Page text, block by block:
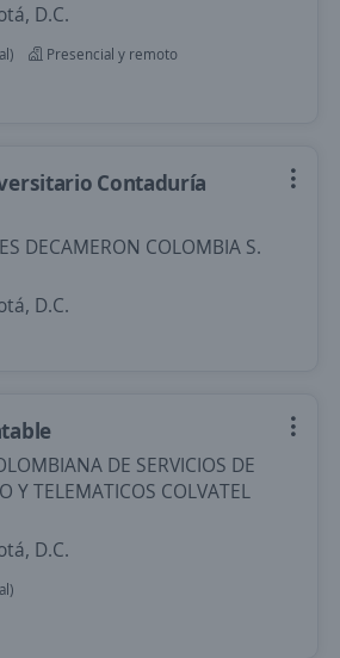
D.C.
Presencial y remoto
Contaduría
DECAMERON COLOMBIA S.
D.C.
DE SERVICIOS DE
Y TELEMATICOS COLVATEL
D.C.